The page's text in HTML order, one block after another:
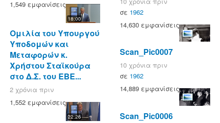
1,549 εμφανίσεις
18:00
Ομιλία του Υπουργού
Υποδομών και
Μεταφορών κ.
Χρήστου Σταϊκούρα
στο Δ.Σ. του ΕΒΕ...
2 χρόνια πριν
1,552 εμφανίσεις
22:26
σε 1962
14,630 εμφανίσεις
Scan_Pic0007
10 χρόνια πριν
σε 1962
14,889 εμφανίσεις
Scan_Pic0006